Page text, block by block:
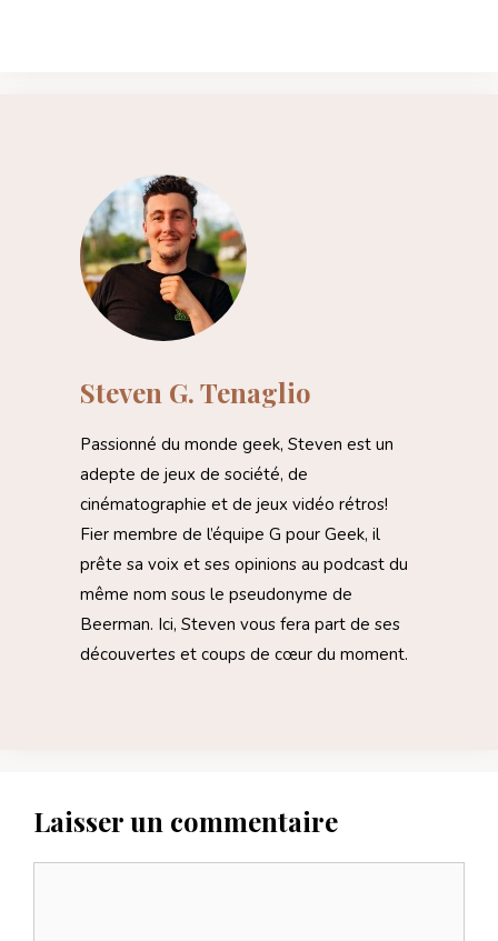
Steven G. Tenaglio
Passionné du monde geek, Steven est un
adepte de jeux de société, de
cinématographie et de jeux vidéo rétros!
Fier membre de l’équipe G pour Geek, il
prête sa voix et ses opinions au podcast du
même nom sous le pseudonyme de
Beerman. Ici, Steven vous fera part de ses
découvertes et coups de cœur du moment.
Laisser un commentaire